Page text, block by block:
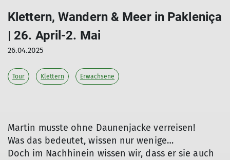
Klettern, Wandern & Meer in Pakleniça
| 26. April-2. Mai
26.04.2025
Tour Klettern Erwachsene
Martin musste ohne Daunenjacke verreisen!
Was das bedeutet, wissen nur wenige…
Doch im Nachhinein wissen wir, dass er sie auch